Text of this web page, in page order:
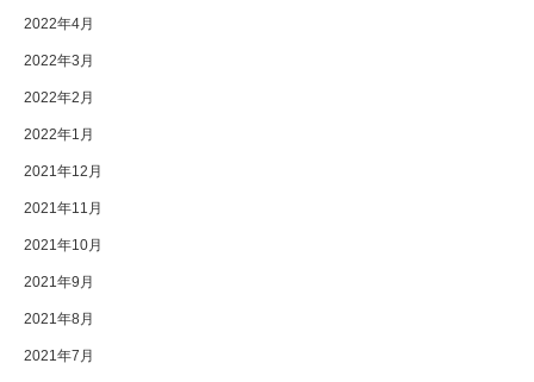
2022年4月
2022年3月
2022年2月
2022年1月
2021年12月
2021年11月
2021年10月
2021年9月
2021年8月
2021年7月